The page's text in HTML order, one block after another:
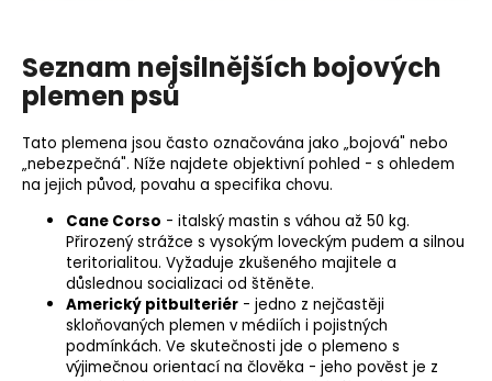
Seznam nejsilnějších bojových
plemen psů
Tato plemena jsou často označována jako „bojová" nebo
„nebezpečná". Níže najdete objektivní pohled - s ohledem
na jejich původ, povahu a specifika chovu.
Cane Corso - italský mastin s váhou až 50 kg.
Přirozený strážce s vysokým loveckým pudem a silnou
teritorialitou. Vyžaduje zkušeného majitele a
důslednou socializaci od štěněte.
Americký pitbulteriér - jedno z nejčastěji
skloňovaných plemen v médiích i pojistných
podmínkách. Ve skutečnosti jde o plemeno s
výjimečnou orientací na člověka - jeho pověst je z